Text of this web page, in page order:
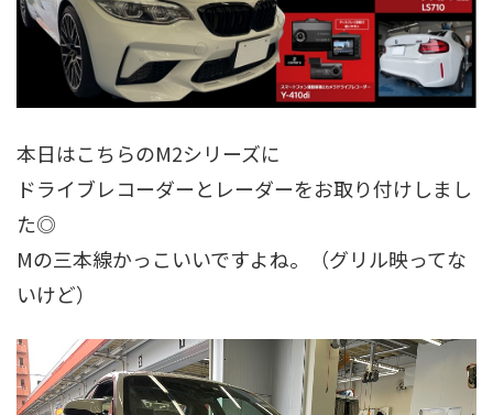
本日はこちらのM2シリーズに
ドライブレコーダーとレーダーをお取り付けしまし
た◎
Mの三本線かっこいいですよね。（グリル映ってな
いけど）